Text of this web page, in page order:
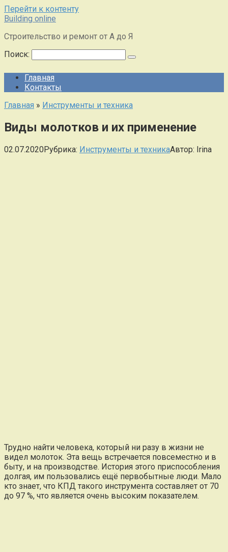
Перейти к контенту
Building online
Строительство и ремонт от А до Я
Поиск:
Главная
Контакты
Главная » Инструменты и техника
Виды молотков и их применение
02.07.2020Рубрика: Инструменты и техникаАвтор: Irina
Трудно найти человека, который ни разу в жизни не
видел молоток. Эта вещь встречается повсеместно и в
быту, и на производстве. История этого приспособления
долгая, им пользовались ещё первобытные люди. Мало
кто знает, что КПД такого инструмента составляет от 70
до 97 %, что является очень высоким показателем.